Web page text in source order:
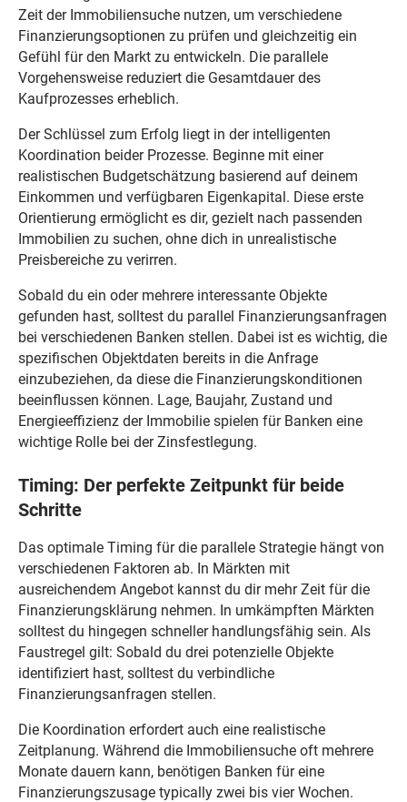
Zeit der Immobiliensuche nutzen, um verschiedene
Finanzierungsoptionen zu prüfen und gleichzeitig ein
Gefühl für den Markt zu entwickeln. Die parallele
Vorgehensweise reduziert die Gesamtdauer des
Kaufprozesses erheblich.
Der Schlüssel zum Erfolg liegt in der intelligenten
Koordination beider Prozesse. Beginne mit einer
realistischen Budgetschätzung basierend auf deinem
Einkommen und verfügbaren Eigenkapital. Diese erste
Orientierung ermöglicht es dir, gezielt nach passenden
Immobilien zu suchen, ohne dich in unrealistische
Preisbereiche zu verirren.
Sobald du ein oder mehrere interessante Objekte
gefunden hast, solltest du parallel Finanzierungsanfragen
bei verschiedenen Banken stellen. Dabei ist es wichtig, die
spezifischen Objektdaten bereits in die Anfrage
einzubeziehen, da diese die Finanzierungskonditionen
beeinflussen können. Lage, Baujahr, Zustand und
Energieeffizienz der Immobilie spielen für Banken eine
wichtige Rolle bei der Zinsfestlegung.
Timing: Der perfekte Zeitpunkt für beide
Schritte
Das optimale Timing für die parallele Strategie hängt von
verschiedenen Faktoren ab. In Märkten mit
ausreichendem Angebot kannst du dir mehr Zeit für die
Finanzierungsklärung nehmen. In umkämpften Märkten
solltest du hingegen schneller handlungsfähig sein. Als
Faustregel gilt: Sobald du drei potenzielle Objekte
identifiziert hast, solltest du verbindliche
Finanzierungsanfragen stellen.
Die Koordination erfordert auch eine realistische
Zeitplanung. Während die Immobiliensuche oft mehrere
Monate dauern kann, benötigen Banken für eine
Finanzierungszusage typically zwei bis vier Wochen.